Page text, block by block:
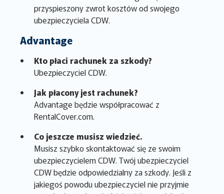
przyspieszony zwrot kosztów od swojego
ubezpieczyciela CDW.
Advantage
Kto płaci rachunek za szkody?
Ubezpieczyciel CDW.
Jak płacony jest rachunek?
Advantage będzie współpracować z
RentalCover.com.
Co jeszcze musisz wiedzieć.
Musisz szybko skontaktować się ze swoim
ubezpieczycielem CDW. Twój ubezpieczyciel
CDW będzie odpowiedzialny za szkody. Jeśli z
jakiegoś powodu ubezpieczyciel nie przyjmie